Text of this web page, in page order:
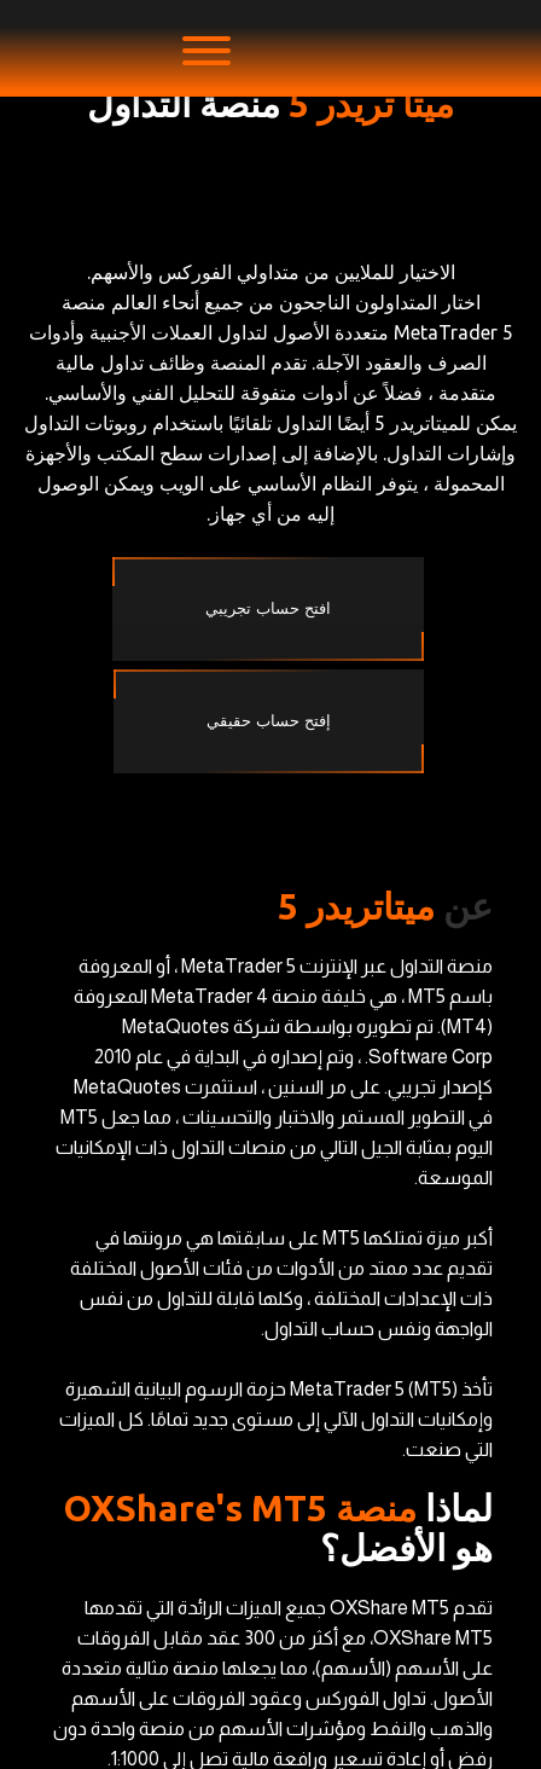
ميتا تريدر 5 منصة التداول
الاختيار للملايين من متداولي الفوركس والأسهم.
اختار المتداولون الناجحون من جميع أنحاء العالم منصة
MetaTrader 5 متعددة الأصول لتداول العملات الأجنبية وأدوات
الصرف والعقود الآجلة. تقدم المنصة وظائف تداول مالية
متقدمة ، فضلاً عن أدوات متفوقة للتحليل الفني والأساسي.
يمكن للميتاتريدر 5 أيضًا التداول تلقائيًا باستخدام روبوتات التداول
وإشارات التداول. بالإضافة إلى إصدارات سطح المكتب والأجهزة
المحمولة ، يتوفر النظام الأساسي على الويب ويمكن الوصول
إليه من أي جهاز.
افتح حساب تجريبي
إفتح حساب حقيقي
عن ميتاتريدر 5
منصة التداول عبر الإنترنت MetaTrader 5 ، أو المعروفة
باسم MT5 ، هي خليفة منصة MetaTrader 4 المعروفة
(MT4). تم تطويره بواسطة شركة MetaQuotes
Software Corp. ، وتم إصداره في البداية في عام 2010
كإصدار تجريبي. على مر السنين ، استثمرت MetaQuotes
في التطوير المستمر والاختبار والتحسينات ، مما جعل MT5
اليوم بمثابة الجيل التالي من منصات التداول ذات الإمكانيات
الموسعة.
أكبر ميزة تمتلكها MT5 على سابقتها هي مرونتها في
تقديم عدد ممتد من الأدوات من فئات الأصول المختلفة
ذات الإعدادات المختلفة ، وكلها قابلة للتداول من نفس
الواجهة ونفس حساب التداول.
تأخذ MetaTrader 5 (MT5) حزمة الرسوم البيانية الشهيرة
وإمكانيات التداول الآلي إلى مستوى جديد تمامًا. كل الميزات
التي صنعت.
لماذا منصة OXShare's MT5
هو الأفضل؟
تقدم OXShare MT5 جميع الميزات الرائدة التي تقدمها
OXShare MT5، مع أكثر من 300 عقد مقابل الفروقات
على الأسهم (الأسهم)، مما يجعلها منصة مثالية متعددة
الأصول. تداول الفوركس وعقود الفروقات على الأسهم
والذهب والنفط ومؤشرات الأسهم من منصة واحدة دون
رفض أو إعادة تسعير ورافعة مالية تصل إلى 1:1000.